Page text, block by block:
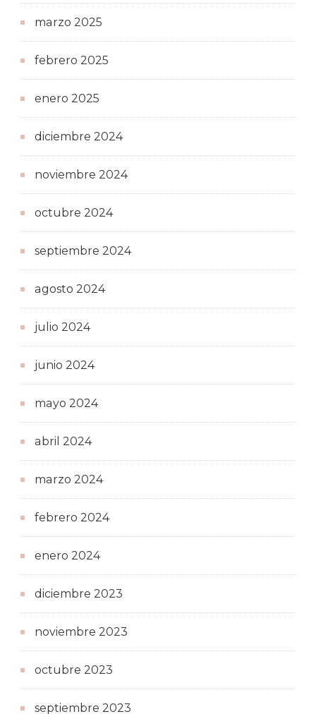
marzo 2025
febrero 2025
enero 2025
diciembre 2024
noviembre 2024
octubre 2024
septiembre 2024
agosto 2024
julio 2024
junio 2024
mayo 2024
abril 2024
marzo 2024
febrero 2024
enero 2024
diciembre 2023
noviembre 2023
octubre 2023
septiembre 2023